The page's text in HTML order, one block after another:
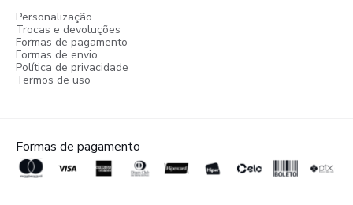
Personalização
Trocas e devoluções
Formas de pagamento
Formas de envio
Política de privacidade
Termos de uso
Formas de pagamento